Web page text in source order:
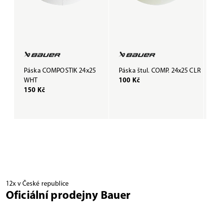
Páska COMPOSTIK 24x25
WHT
150 Kč
Páska štul. COMP. 24x25 CLR
100 Kč
12x v České republice
Oficiální prodejny Bauer